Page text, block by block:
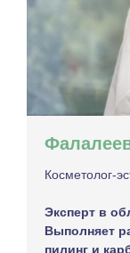
Косметолог-
Эксперт в
Выполняет
пилинг и